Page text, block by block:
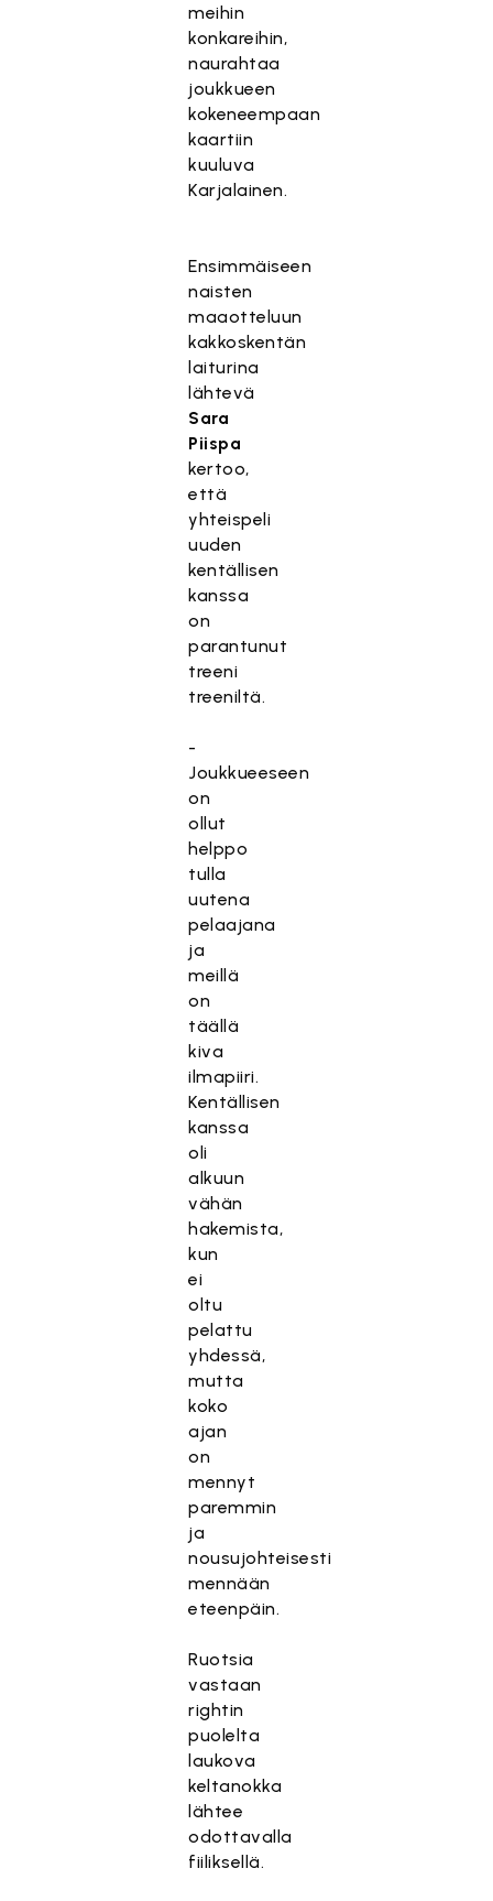
meihin
konkareihin,
naurahtaa
joukkueen
kokeneempaan
kaartiin
kuuluva
Karjalainen.
Ensimmäiseen
naisten
maaotteluun
kakkoskentän
laiturina
lähtevä
Sara
Piispa
kertoo,
että
yhteispeli
uuden
kentällisen
kanssa
on
parantunut
treeni
treeniltä.
-
Joukkueeseen
on
ollut
helppo
tulla
uutena
pelaajana
ja
meillä
on
täällä
kiva
ilmapiiri.
Kentällisen
kanssa
oli
alkuun
vähän
hakemista,
kun
ei
oltu
pelattu
yhdessä,
mutta
koko
ajan
on
mennyt
paremmin
ja
nousujohteisesti
mennään
eteenpäin.
Ruotsia
vastaan
rightin
puolelta
laukova
keltanokka
lähtee
odottavalla
fiiliksellä.